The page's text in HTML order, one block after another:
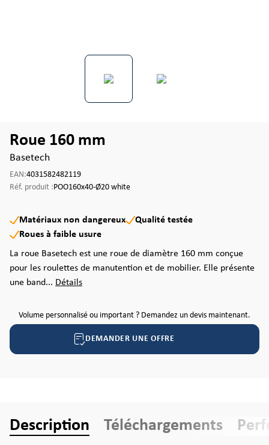
Roue 160 mm
Basetech
EAN:4031582482119
Réf. produit :POO160x40-Ø20 white
Matériaux non dangereux
Qualité testée
Roues à faible usure
La roue Basetech est une roue de diamètre 160 mm conçue
pour les roulettes de manutention et de mobilier. Elle présente
une band... Détails
Volume personnalisé ou important ? Demandez un devis maintenant.
DEMANDER UNE OFFRE
Description Téléchargements